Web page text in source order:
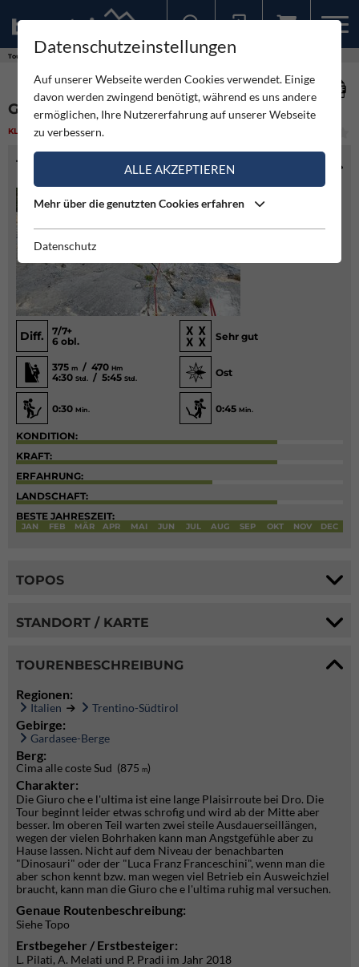
Touren
GIURO CHE E L'ULTIMA - CIMA ALLE COSTE
KLETTERN MITTEL
TOURENINFO
Diff.
7/7+
6 obl.
Sehr gut
375 m / 470 Hm
4:30 Std. / 5:45 Std.
Ost
0:30 Min. 0:45 Min.
KONDITION:
KRAFT:
ERFAHRUNG:
LANDSCHAFT:
BESTE JAHRESZEIT:
JAN FEB MÄR APR MAI JUN JUL AUG SEP OKT NOV DEC
TOPOS
STANDORT / KARTE
TOURENBESCHREIBUNG
Regionen:
Italien Trentino-Südtirol
Gebirge:
Gardasee-Berge
Berg:
Cima alle coste Sud (875 m)
Charakter:
Die Giuro che e l'ultima ist eine lange Plaisirroute bei Dro. Die
Tour beginnt leider etwas schrofig und wird ab der Mitte aber
besser. Im oberen Teil warten zwei steile Ausdauerseillängen,
wegen der vielen Bohrhaken kann man Angstgefühle aber zu
Hause lassen. Nicht auf dem Niveau der benachbarten
"Dinosauri" oder der "Luca Franz Franceschini", wenn man die
aber schon kennt bzw. man wegen viel Betrieb ein Ausweichziel
braucht, kann man die Giuro che e l'ultima ruhig mal versuchen.
Genaue Routenbeschreibung:
Siehe Topo
Erstbegeher / Erstbesteiger:
L. Pilati, A. Melati und P. Pradi im Jahr 2018
Datenschutzeinstellungen
Auf unserer Webseite werden Cookies verwendet. Einige
davon werden zwingend benötigt, während es uns andere
ermöglichen, Ihre Nutzererfahrung auf unserer Webseite
zu verbessern.
ALLE AKZEPTIEREN
Mehr über die genutzten Cookies erfahren
Datenschutz